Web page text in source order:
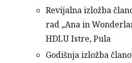
Revijalna izložba
rad „Ana in
HDLU Istre, Pula
Godišnja izložba